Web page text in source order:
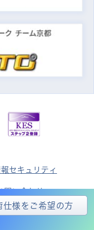
仕様をご希望の方
セキュリティ
問い合わせ
CO., LTD.